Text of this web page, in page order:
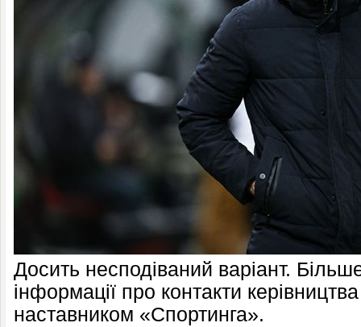
Досить несподіваний варіант.
інформації про контакти
наставником «Спортинга».